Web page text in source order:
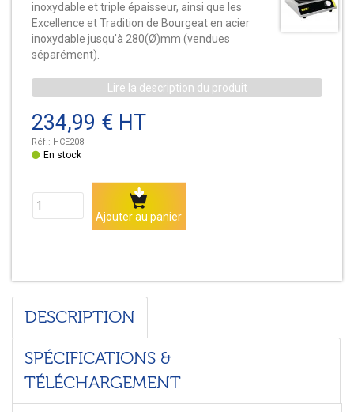
inoxydable et triple épaisseur, ainsi que les
Excellence et Tradition de Bourgeat en acier
inoxydable jusqu'à 280(Ø)mm (vendues
séparément).
Lire la description du produit
234,99 € HT
Réf.: HCE208
Disponibilité:
En stock
Quantité
Ajouter au panier
DESCRIPTION
SPÉCIFICATIONS &
TÉLÉCHARGEMENT